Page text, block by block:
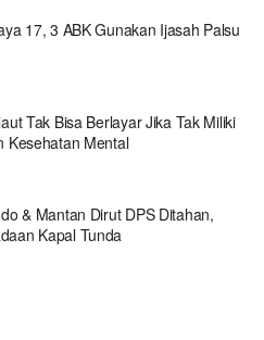
17, 3 ABK Gunakan Ijasah Palsu
Tak Bisa Berlayar Jika Tak Miliki
Kesehatan Mental
& Mantan Dirut DPS Ditahan,
Kapal Tunda